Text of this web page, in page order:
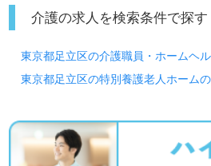
い』『転職で施設形態や環境を変
大歓迎です。募集詳細等、担当コン
全国の求人ご紹介！医療/福祉業界
LINE、メール、お電話などご希望
相談可能です。転職相談、求人紹介
料サービスをご利用いただけます
介護の求人を検索条件で探す
東京都足立区の介護職員・ホームヘ
東京都足立区の特別養護老人ホーム